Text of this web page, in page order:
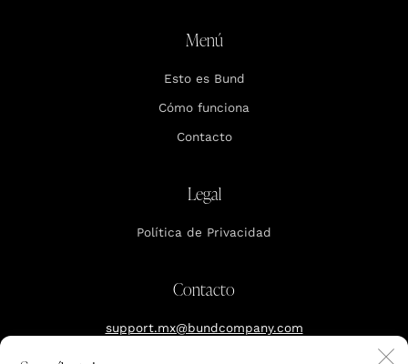
Menú
Esto es Bund
Cómo funciona
Contacto
Legal
Política de Privacidad
Contacto
support.mx@bundcompany.com